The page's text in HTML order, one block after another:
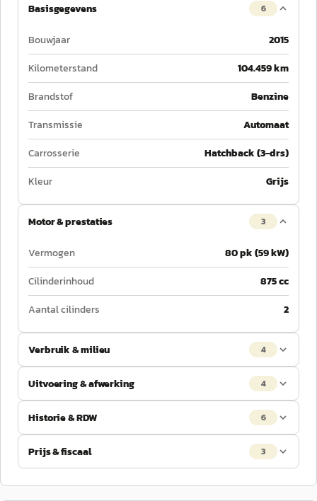
Basisgegevens 6
Bouwjaar
2015
Kilometerstand
104.459 km
Brandstof
Benzine
Transmissie
Automaat
Carrosserie
Hatchback (3-drs)
Kleur
Grijs
Motor & prestaties 3
Vermogen
80 pk (59 kW)
Cilinderinhoud
875 cc
Aantal cilinders
2
Verbruik & milieu 4
Uitvoering & afwerking 4
Historie & RDW 6
Prijs & fiscaal 3